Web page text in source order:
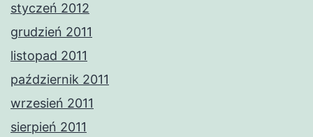
styczeń 2012
grudzień 2011
listopad 2011
październik 2011
wrzesień 2011
sierpień 2011